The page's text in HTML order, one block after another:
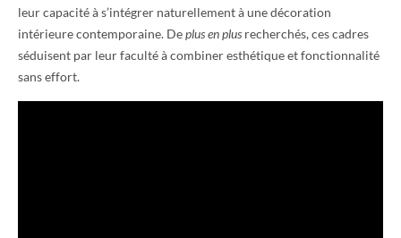
leur capacité à s’intégrer naturellement à une décoration
intérieure contemporaine. Deplus en plus recherchés, ces cadres
séduisent par leur faculté à combiner esthétique et fonctionnalité
sans effort.